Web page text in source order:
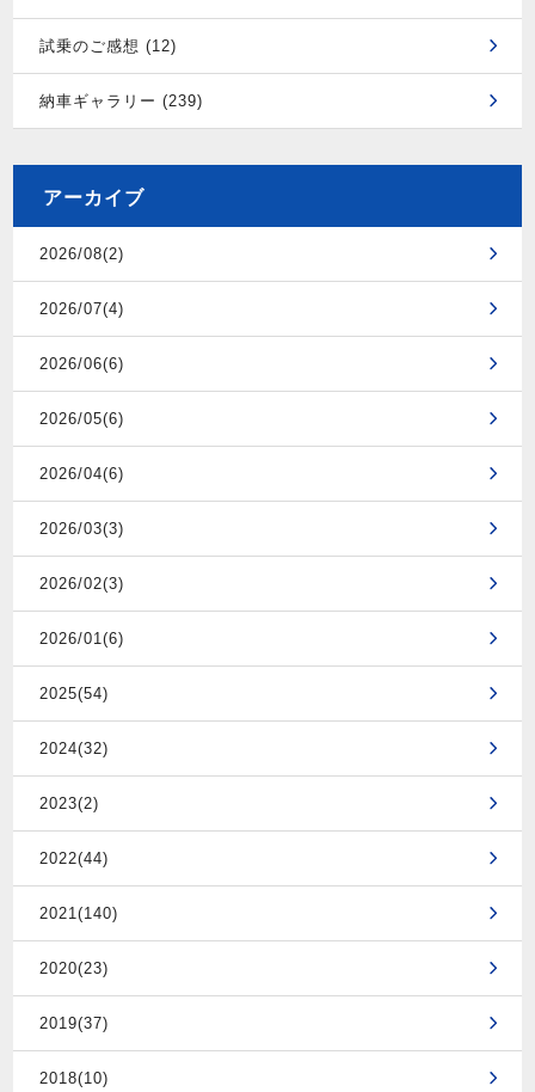
試乗のご感想 (12)
納車ギャラリー (239)
アーカイブ
2026/08(2)
2026/07(4)
2026/06(6)
2026/05(6)
2026/04(6)
2026/03(3)
2026/02(3)
2026/01(6)
2025(54)
2024(32)
2023(2)
2022(44)
2021(140)
2020(23)
2019(37)
2018(10)